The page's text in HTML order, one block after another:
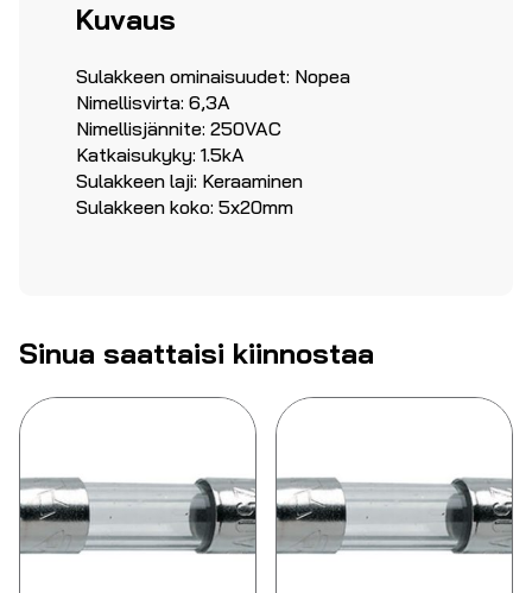
Kuvaus
Sulakkeen ominaisuudet: Nopea
Nimellisvirta: 6,3A
Nimellisjännite: 250VAC
Katkaisukyky: 1.5kA
Sulakkeen laji: Keraaminen
Sulakkeen koko: 5x20mm
Sinua saattaisi kiinnostaa